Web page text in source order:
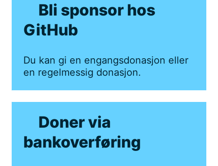
Bli sponsor hos
GitHub
Du kan gi en engangsdonasjon eller
en regelmessig donasjon.
Doner via
bankoverføring